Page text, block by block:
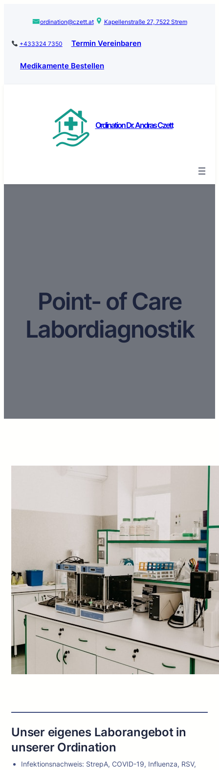
ordination@czett.at Kapellenstraße 27, 7522 Strem
+433324 7350 Termin Vereinbaren
Medikamente Bestellen
Ordination Dr. Andras Czett
Point- of Care
Labordiagnostik
Unser eigenes Laborangebot in
unserer Ordination
Infektionsnachweis: StrepA, COVID-19, Influenza, RSV,